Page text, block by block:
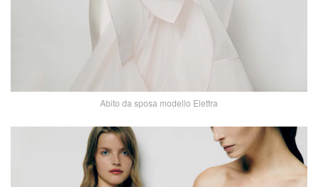
Abito da sposa modello Elettra